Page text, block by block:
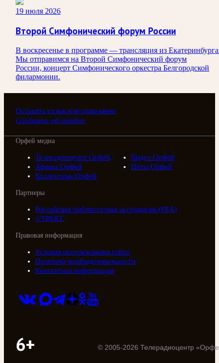
19 июля 2026
Второй Симфонический форум России
В воскресенье в программе — трансляция из
Мы отправимся на Второй Симфонический форум
России, концерт Симфонического оркестра Белгородской
филармонии.
Оставить отзыв или пожелание
Сообщить об ошибке
Орфей медиа
Телерадиоцентр Орфей
Видео Орфей
Афиша Орфей
Ноты Орфей
Коллективы Орфей
Партнеры
Российская библиотечная ассоциация (РБА)
///ТРАКТ
Правовая информация
Условия использования сайта
Политика конфиденциальности
Контактная информация
6+ © 2005-2026 Телерадиоцентр